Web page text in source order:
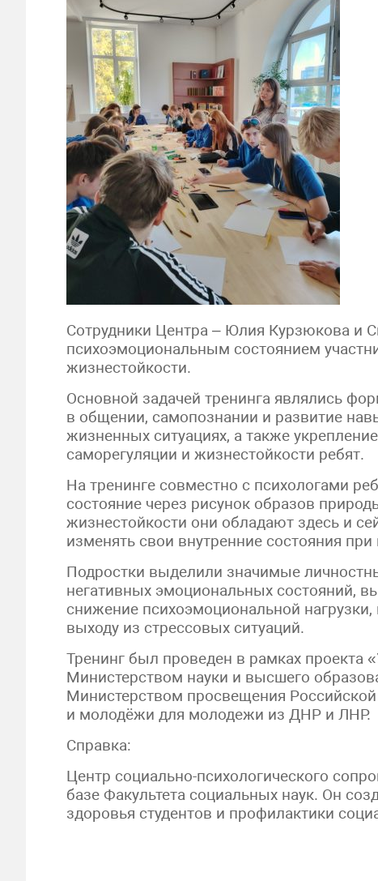
Сотрудники Центра – Юлия Курзюкова и
психоэмоциональным состоянием
жизнестойкости.
Основной задачей тренинга являлись
в общении, самопознании и развитие
жизненных ситуациях, а также
саморегуляции и жизнестойкости ребят.
На тренинге совместно с психологами
состояние через рисунок образов
жизнестойкости они обладают здесь и
изменять свои внутренние состояния
Подростки выделили значимые
негативных эмоциональных состояний,
снижение психоэмоциональной
выходу из стрессовых ситуаций.
Тренинг был проведен в рамках проекта
Министерством науки и высшего
Министерством просвещения
и молодёжи для молодежи из ДНР и ЛНР.
Справка:
Центр социально-психологического
базе Факультета социальных наук. Он
здоровья студентов и профилактики